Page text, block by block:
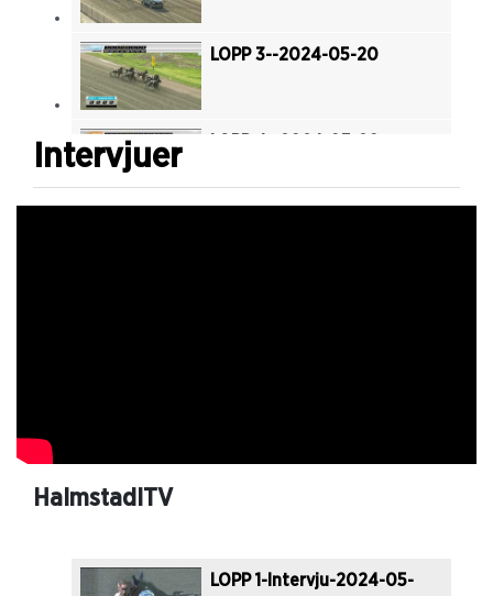
LOPP 3--2024-05-20
LOPP 9--2024-05-20
Intervjuer
HalmstadITV
LOPP 1-Intervju-2024-05-